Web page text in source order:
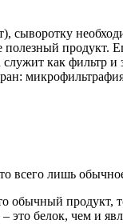
продукт.
как фильтр
всего лишь
обычный
белок, чем и